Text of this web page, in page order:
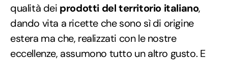
qualità dei prodotti del territorio italiano,
dando vita a ricette che sono sì di origine
estera ma che, realizzati con le nostre
eccellenze, assumono tutto un altro gusto. E